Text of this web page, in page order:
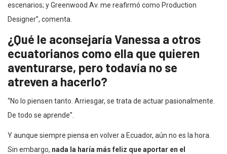
escenarios; y Greenwood Av. me reafirmó como Production
Designer”, comenta.
¿Qué le aconsejaría Vanessa a otros
ecuatorianos como ella que quieren
aventurarse, pero todavía no se
atreven a hacerlo?
“No lo piensen tanto. Arriesgar, se trata de actuar pasionalmente.
De todo se aprende”.
Y aunque siempre piensa en volver a Ecuador, aún no es la hora.
Sin embargo, nada la haría más feliz que aportar en el